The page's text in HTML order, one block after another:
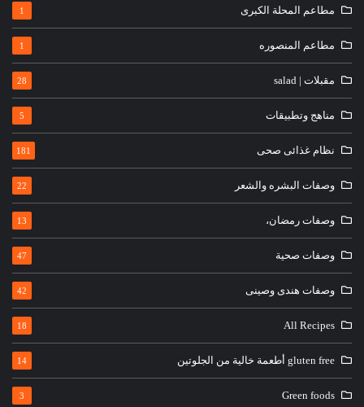
مطاعم المحلة الكبرى 1
مطاعم المنصوره 1
مقبلات | salad 28
مناهج وتطبيقات 5
نظام غذائى صحى 181
وصفات البشره والشعر 22
وصفات رمضان، 13
وصفات صحية 47
وصفات هندى وصينى 42
All Recipes
18
gluten free أطعمة خالية من الجلوتين 14
Green foods
3